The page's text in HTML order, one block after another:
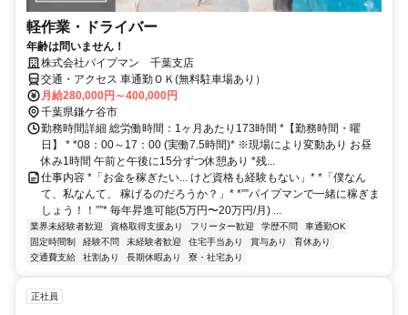
軽作業・ドライバー
年齢は問いません！
株式会社パイプマン 千葉支店
交通・アクセス 車通勤ＯＫ(無料駐車場あり）
月給280,000円～400,000円
千葉県鎌ケ谷市
勤務時間詳細 総労働時間：1ヶ月あたり173時間 *【勤務時間・曜
日】 * *08：00～17：00 (実働7.5時間)* ※現場により変動あり お昼
休み1時間 午前と午後に15分ずつ休憩あり *残...
仕事内容 *「お金を稼ぎたい... けど資格も経験もない」* *「僕なん
て、私なんて、 稼げるのだろうか？」* *””パイプマンで一緒に稼ぎま
しょう！！””* 毎年昇進可能(5万円〜20万円/月) ...
業界未経験者歓迎 資格取得支援あり フリーター歓迎 学歴不問
車通勤OK
固定時間制
経験不問 未経験者歓迎 住宅手当あり 賞与あり
育休あり
交通費支給
社割あり 長期休暇あり 寮・社宅あり
正社員